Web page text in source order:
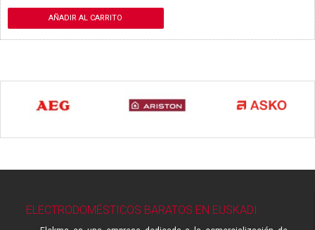
AÑADIR AL CARRITO
ELECTRODOMÉSTICOS BARATOS EN EUSKADI